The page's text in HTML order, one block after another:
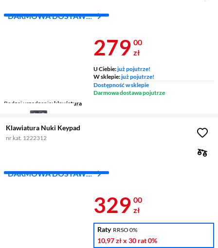
DARMOWA DOSTAWA
Rodzaj urządzenia klawiatura
Cena 279 zł
279 00
zł
U Ciebie:już pojutrze!
W sklepie:już pojutrze!
Dostępność w sklepie
Darmowa dostawa pojutrze
Klawiatura Nuki Keypad
nr kat. 1222312
DARMOWA DOSTAWA
Cena 329 zł
329 00
zł
Raty RRSO 0%
10,97 złx 30 rat0%